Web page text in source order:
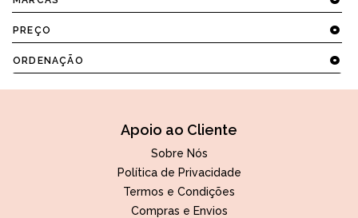
PREÇO
ORDENAÇÃO
Apoio ao Cliente
Sobre Nós
Política de Privacidade
Termos e Condições
Compras e Envios